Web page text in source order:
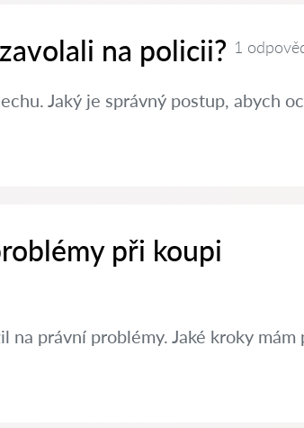
na policii? 1
Jaký je správný postup, abych
při koupi
na právní problémy. Jaké kroky